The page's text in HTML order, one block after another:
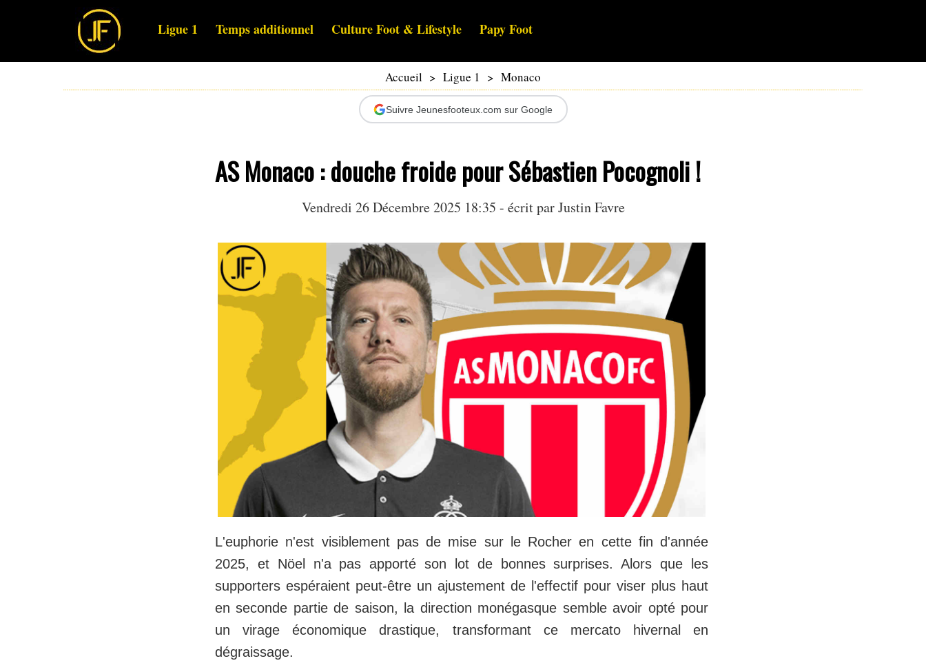
Ligue 1 Temps additionnel Culture Foot & Lifestyle Papy Foot
Accueil > Ligue 1 > Monaco
Suivre Jeunesfooteux.com sur Google
AS Monaco : douche froide pour Sébastien Pocognoli !
Vendredi 26 Décembre 2025 18:35 - écrit parJustin Favre
L'euphorie n'est visiblement pas de mise sur le Rocher en cette fin d'année
2025, et Nöel n'a pas apporté son lot de bonnes surprises. Alors que les
supporters espéraient peut-être un ajustement de l'effectif pour viser plus haut
en seconde partie de saison, la direction monégasque semble avoir opté pour
un virage économique drastique, transformant ce mercato hivernal en
dégraissage.